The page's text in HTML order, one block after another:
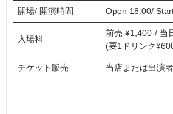
開場/ 開演時間 Open 18:00/
入場料
前売 ¥1,400-/ 当
(要1ドリンク
チケット販売 当店または出演